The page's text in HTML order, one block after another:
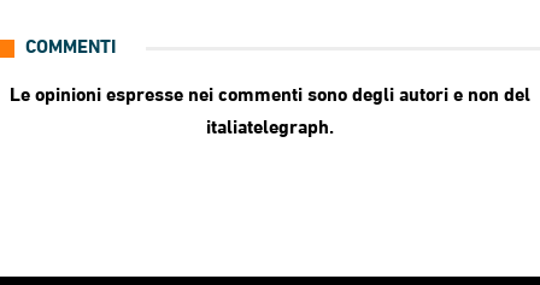
COMMENTI
Le opinioni espresse nei commenti sono degli autori e non del
italiatelegraph.